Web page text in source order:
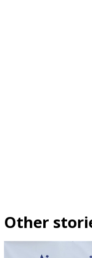
Other